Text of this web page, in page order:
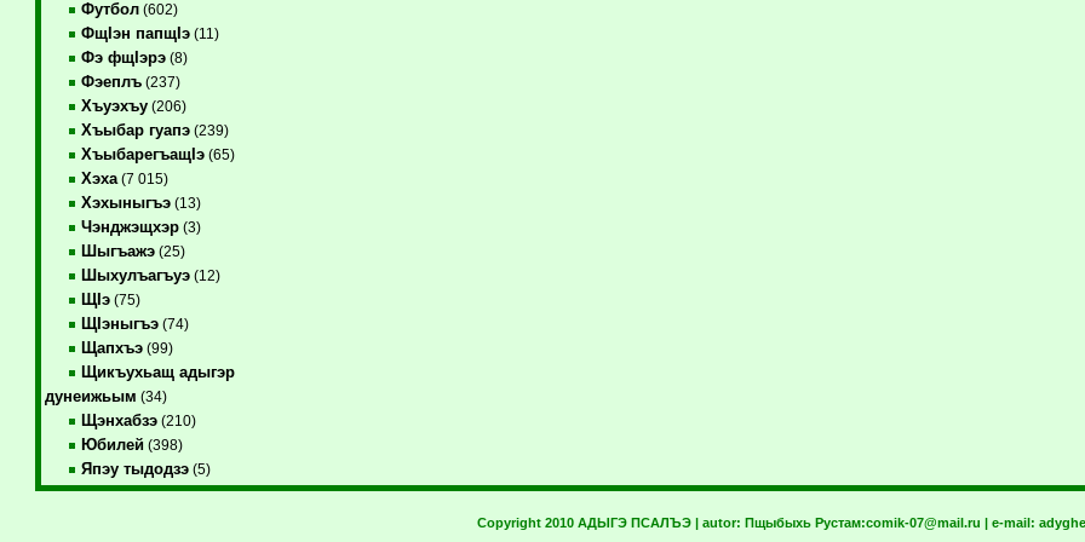
Футбол(602)
ФщIэн папщIэ(11)
Фэ фщIэрэ(8)
Фэеплъ(237)
Хъуэхъу(206)
Хъыбар гуапэ(239)
ХъыбарегъащIэ(65)
Хэха(7 015)
Хэхыныгъэ(13)
Чэнджэщхэр(3)
Шыгъажэ(25)
Шыхулъагъуэ(12)
ЩIэ(75)
ЩIэныгъэ(74)
Щапхъэ(99)
Щикъухьащ адыгэр
дунеижьым (34)
Щэнхабзэ(210)
Юбилей(398)
Япэу тыдодзэ(5)
Copyright 2010 АДЫГЭ ПСАЛЪЭ | autor: Пщыбыхь Рустам:comik-07@mail.ru | e-mail: